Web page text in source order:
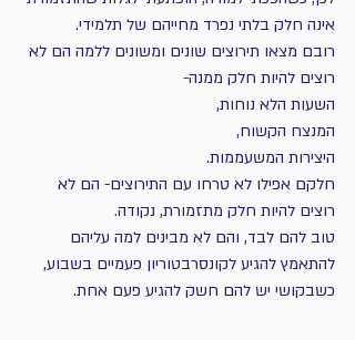
אינה חלק בלתי נפרד מחייהם של תלמידי.
רובם מצאו תירוצים שונים ומשונים ללמה הם לא
רוצים להיות חלק ממנה-
השעות הלא נוחות,
המנצח הקשוח,
היצירות המשעממות.
חלקם אפילו לא טרחו עם התירוצים- הם לא
רוצים להיות חלק מתזמורת, נקודה.
טוב להם לבד, והם לא מבינים למה עליהם
להתאמץ להגיע לקונסרבטוריון פעמיים בשבוע,
כשבקושי יש להם חשק להגיע פעם אחת.